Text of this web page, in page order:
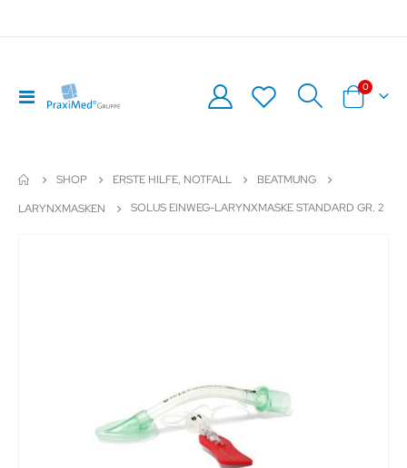
Navigation
umschalten
Warenkorb
0Artikel
SHOP ERSTE HILFE, NOTFALL
BEATMUNG
LARYNXMASKEN
SOLUS EINWEG-LARYNXMASKE STANDARD GR. 2